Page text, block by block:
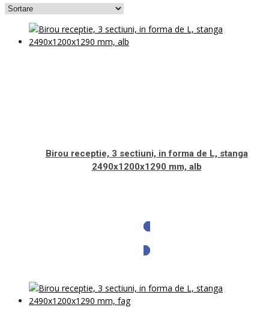
Birou receptie, 3 sectiuni, in forma de L, stanga
2490x1200x1290 mm, alb